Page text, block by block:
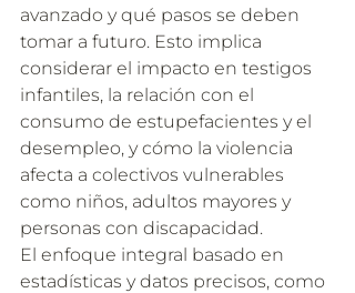
avanzado y qué pasos se deben
tomar a futuro. Esto implica
considerar el impacto en testigos
infantiles, la relación con el
consumo de estupefacientes y el
desempleo, y cómo la violencia
afecta a colectivos vulnerables
como niños, adultos mayores y
personas con discapacidad.
El enfoque integral basado en
estadísticas y datos precisos, como